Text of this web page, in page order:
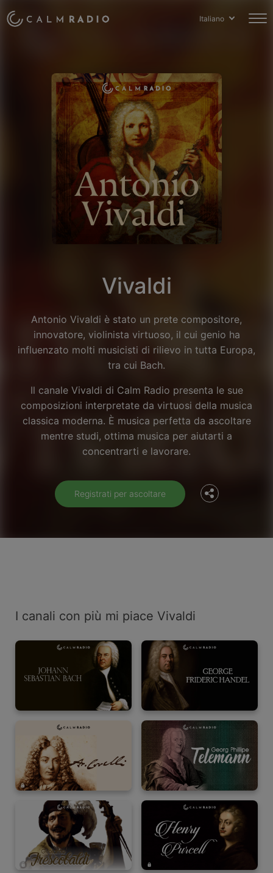
Italiano
Vivaldi
Antonio Vivaldi è stato un prete compositore,
innovatore, violinista virtuoso, il cui genio ha
influenzato molti musicisti di rilievo in tutta Europa,
tra cui Bach.
Il canale Vivaldi di Calm Radio presenta le sue
composizioni interpretate da virtuosi della musica
classica moderna. È musica perfetta da ascoltare
mentre studi, ottima musica per aiutarti a
concentrarti e lavorare.
Registrati per ascoltare
Facebook
Twitter
I canali con più mi piace Vivaldi